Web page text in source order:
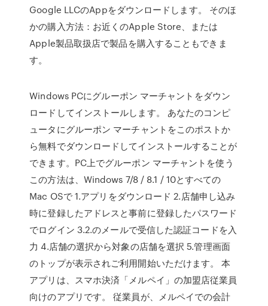
Google LLCのAppをダウンロードします。 そのほ
かの購入方法：お近くのApple Store、または
Apple製品取扱店で製品を購入することもできま
す。
Windows PCにグルーポン マーチャントをダウン
ロードしてインストールします。 あなたのコンピ
ュータにグルーポン マーチャントをこのポストか
ら無料でダウンロードしてインストールすることが
できます。PC上でグルーポン マーチャントを使う
この方法は、Windows 7/8 / 8.1 / 10とすべての
Mac OSで 1.アプリをダウンロード 2.店舗申し込み
時に登録したアドレスと事前に登録したパスワード
でログイン 3.2.のメールで受信した認証コードを入
力 4.店舗の選択から対象の店舗を選択 5.管理画面
のトップが表示されご利用開始いただけます。 本
アプリは、スマホ決済「メルペイ」の加盟店従業員
向けのアプリです。 従業員が、メルペイでの会計